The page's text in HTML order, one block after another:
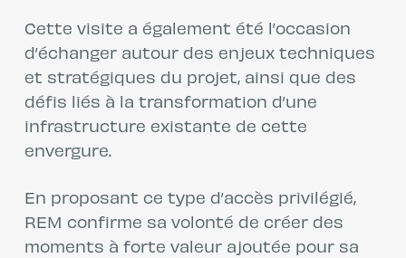
Cette visite a également été l’occasion
d’échanger autour des enjeux techniques
et stratégiques du projet, ainsi que des
défis liés à la transformation d’une
infrastructure existante de cette
envergure.
En proposant ce type d’accès privilégié,
REM confirme sa volonté de créer des
moments à forte valeur ajoutée pour sa